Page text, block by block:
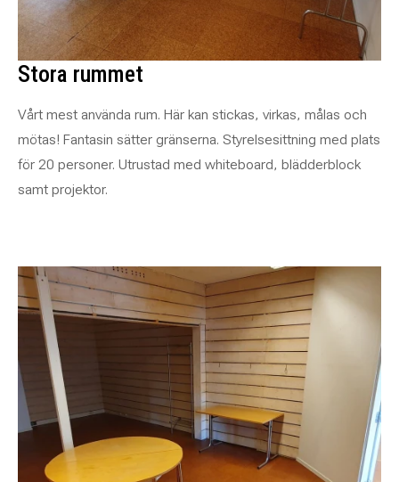
Stora rummet
Vårt mest använda rum. Här kan stickas, virkas, målas och
mötas! Fantasin sätter gränserna. Styrelsesittning med plats
för 20 personer. Utrustad med whiteboard, blädderblock
samt projektor.